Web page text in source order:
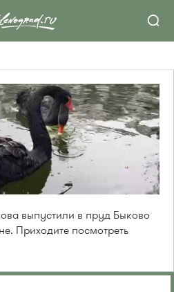
выпустили в пруд Быково
Приходите посмотреть